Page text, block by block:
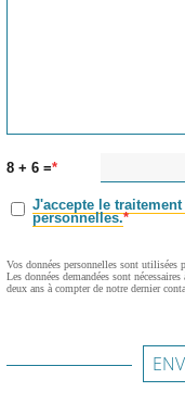
8 + 6 =
J'accepte le
personnelles.
Vos données personnelles sont utilisées
Les données demandées sont
deux ans à compter de notre dernier